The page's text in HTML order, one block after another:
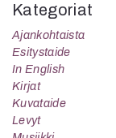
Kategoriat
Ajankohtaista
Esitystaide
In English
Kirjat
Kuvataide
Levyt